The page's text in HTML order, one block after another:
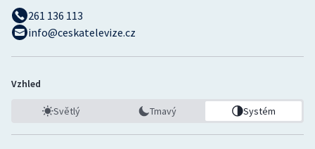
261 136 113
info@ceskatelevize.cz
Vzhled
Světlý Tmavý Systém